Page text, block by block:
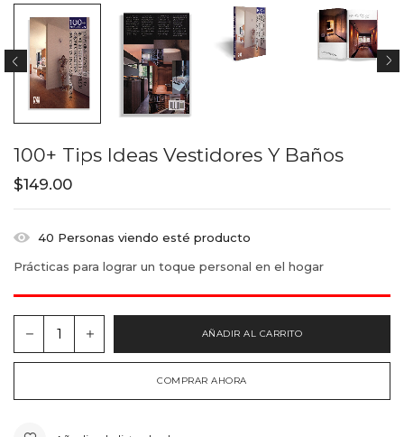
100+ Tips Ideas Vestidores Y Baños
$149.00
40 Personas viendo esté producto
Prácticas para lograr un toque personal en el hogar
AÑADIR AL CARRITO
COMPRAR AHORA